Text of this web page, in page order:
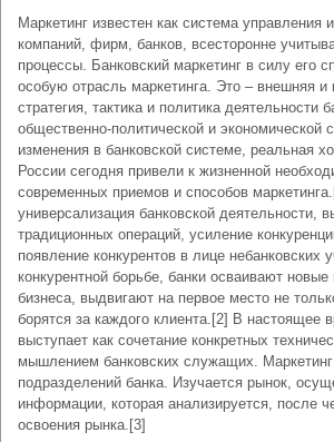
Маркетинг известен как система управления
компаний, фирм, банков, всесторонне
процессы. Банковский маркетинг в силу его
особую отрасль маркетинга. Это – внешняя и
стратегия, тактика и политика деятельности
общественно-политической и экономической
изменения в банковской системе, реальная
России сегодня привели к жизненной
современных приемов и способов
универсализация банковской деятельности,
традиционных операций, усиление
появление конкурентов в лице
конкурентной борьбе, банки осваивают
бизнеса, выдвигают на первое место не
борятся за каждого клиента.[2] В настоящее
выступает как сочетание конкретных
мышлением банковских служащих.
подразделений банка. Изучается рынок,
информации, которая анализируется, после
освоения рынка.[3]